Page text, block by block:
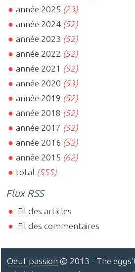
année 2025 (23)
année 2024 (52)
année 2023 (52)
année 2022 (52)
année 2021 (52)
année 2020 (53)
année 2019 (52)
année 2018 (52)
année 2017 (52)
année 2016 (52)
année 2015 (62)
total (555)
Flux RSS
Fil des articles
Fil des commentaires
Oeuf passion @ 2013 - The